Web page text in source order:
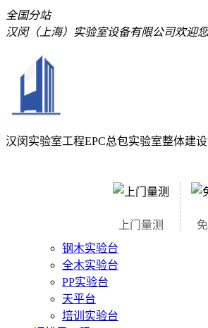
全国分站
汉闵（上海）实验室设备有限公司欢迎您
汉闵实验室工程EPC总包实验室整体建
上门量测
钢木实验台
全木实验台
PP实验台
天平台
培训实验台